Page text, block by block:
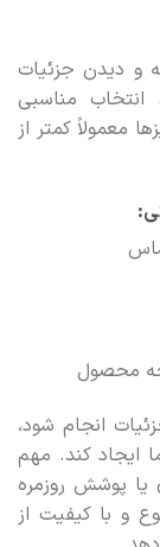
و دیدن جزئیات
مناسبی
معمولاً کمتر از
محصول
انجام شود،
ایجاد کند. مهم
پوشش روزمره
و با کیفیت از